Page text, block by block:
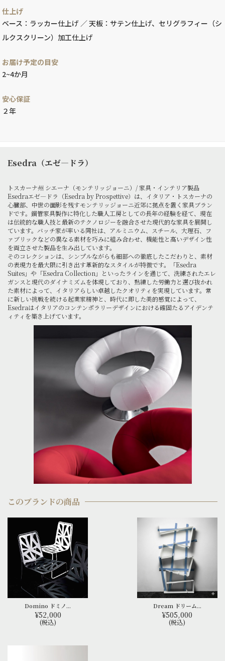
仕上げ
ベース：ラッカー仕上げ ／ 天板：サテン仕上げ、セリグラフィー（シ
ルクスクリーン）加工仕上げ
お届け予定の目安
2~4か月
安心保証
２年
Esedra（エゼ―ドラ）
トスカーナ州 シエーナ（モンテリッジョーニ）/ 家具・インテリア製品
Esedraエゼ―ドラ（Esedra by Prospettive）は、イタリア・トスカーナの
心臓部、中世の面影を残すモンテリッジョーニ近郊に拠点を置く家具ブラン
ドです。鋼管家具製作に特化した職人工房としての長年の経験を経て、現在
は伝統的な職人技と最新のテクノロジーを融合させた現代的な家具を展開し
ています。バッチ家が率いる同社は、アルミニウム、スチール、大理石、フ
ァブリックなどの異なる素材を巧みに組み合わせ、機能性と高いデザイン性
を両立させた製品を生み出しています。
そのコレクションは、シンプルながらも細部への徹底したこだわりと、素材
の表現力を最大限に引き出す革新的なスタイルが特徴です。「Esedra
Suites」や「Esedra Collection」といったラインを通じて、洗練されたエレ
ガンスと現代のダイナミズムを体現しており、熟練した労働力と選び抜かれ
た素材によって、イタリアらしい卓越したクオリティを実現しています。常
に新しい挑戦を続ける起業家精神と、時代に即した美的感覚によって、
Esedraはイタリアのコンテンポラリーデザインにおける確固たるアイデンテ
ィティを築き上げています。
このブランドの商品
Domino ドミノ...
¥52,000
(税込)
Dream ドリーム...
¥505,000
(税込)